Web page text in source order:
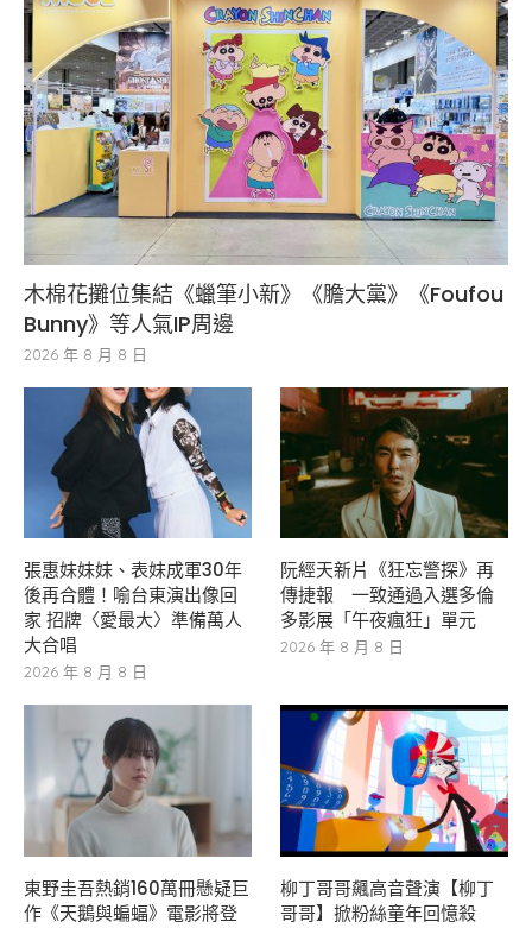
木棉花攤位集結《蠟筆小新》《膽大黨》《Foufou
Bunny》等人氣IP周邊
2026 年 8 月 8 日
張惠妹妹妹、表妹成軍30年
後再合體！喻台東演出像回
家 招牌〈愛最大〉準備萬人
大合唱
2026 年 8 月 8 日
阮經天新片《狂忘警探》再
傳捷報 一致通過入選多倫
多影展「午夜瘋狂」單元
2026 年 8 月 8 日
東野圭吾熱銷160萬冊懸疑巨
作《天鵝與蝙蝠》電影將登
柳丁哥哥飆高音聲演【柳丁
哥哥】掀粉絲童年回憶殺